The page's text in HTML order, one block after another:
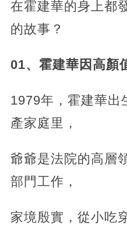
在霍建華的身上都
的故事？
01、霍建華因高顏
1979年，霍建華出
產家庭里，
爺爺是法院的高層
部門工作，
家境殷實，從小吃